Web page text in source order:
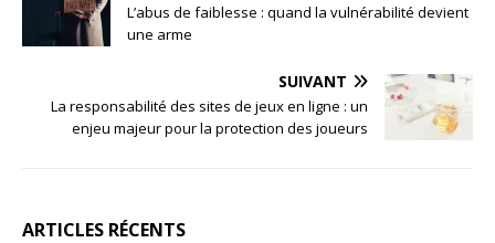
L’abus de faiblesse : quand la vulnérabilité devient
une arme
SUIVANT
La responsabilité des sites de jeux en ligne : un
enjeu majeur pour la protection des joueurs
ARTICLES RÉCENTS